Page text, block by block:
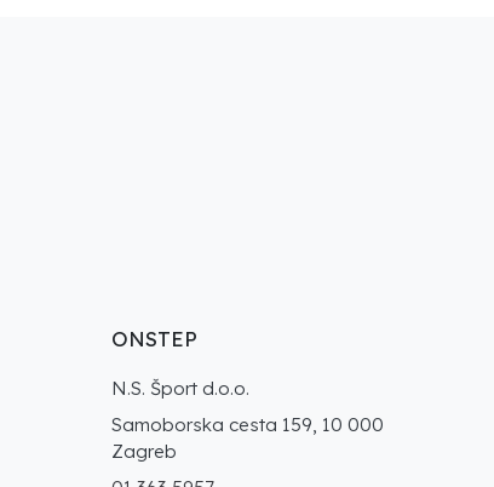
ONSTEP
N.S. Šport d.o.o.
Samoborska cesta 159, 10 000
Zagreb